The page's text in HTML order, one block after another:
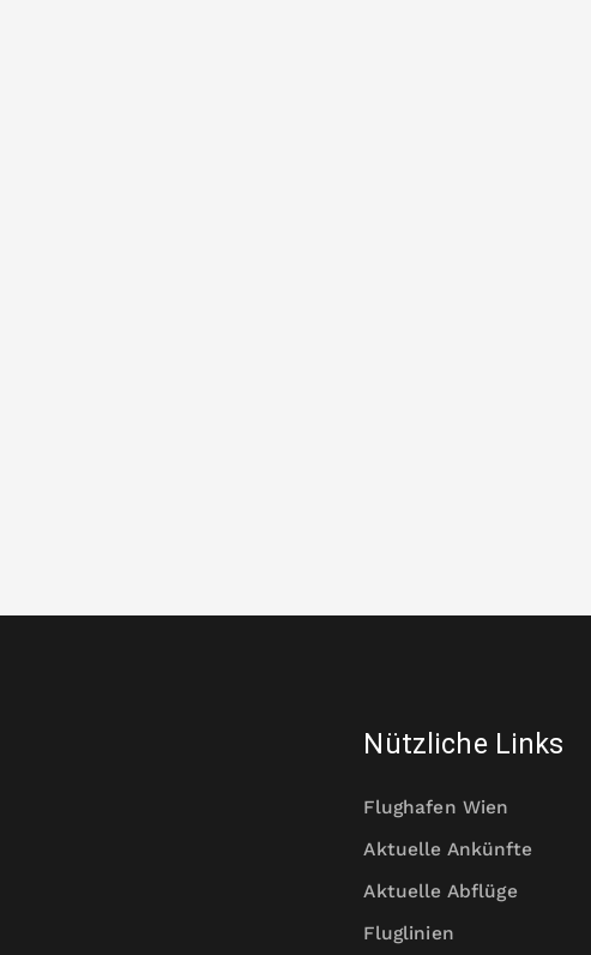
Nützliche Links
Flughafen Wien
Aktuelle Ankünfte
Aktuelle Abflüge
Fluglinien